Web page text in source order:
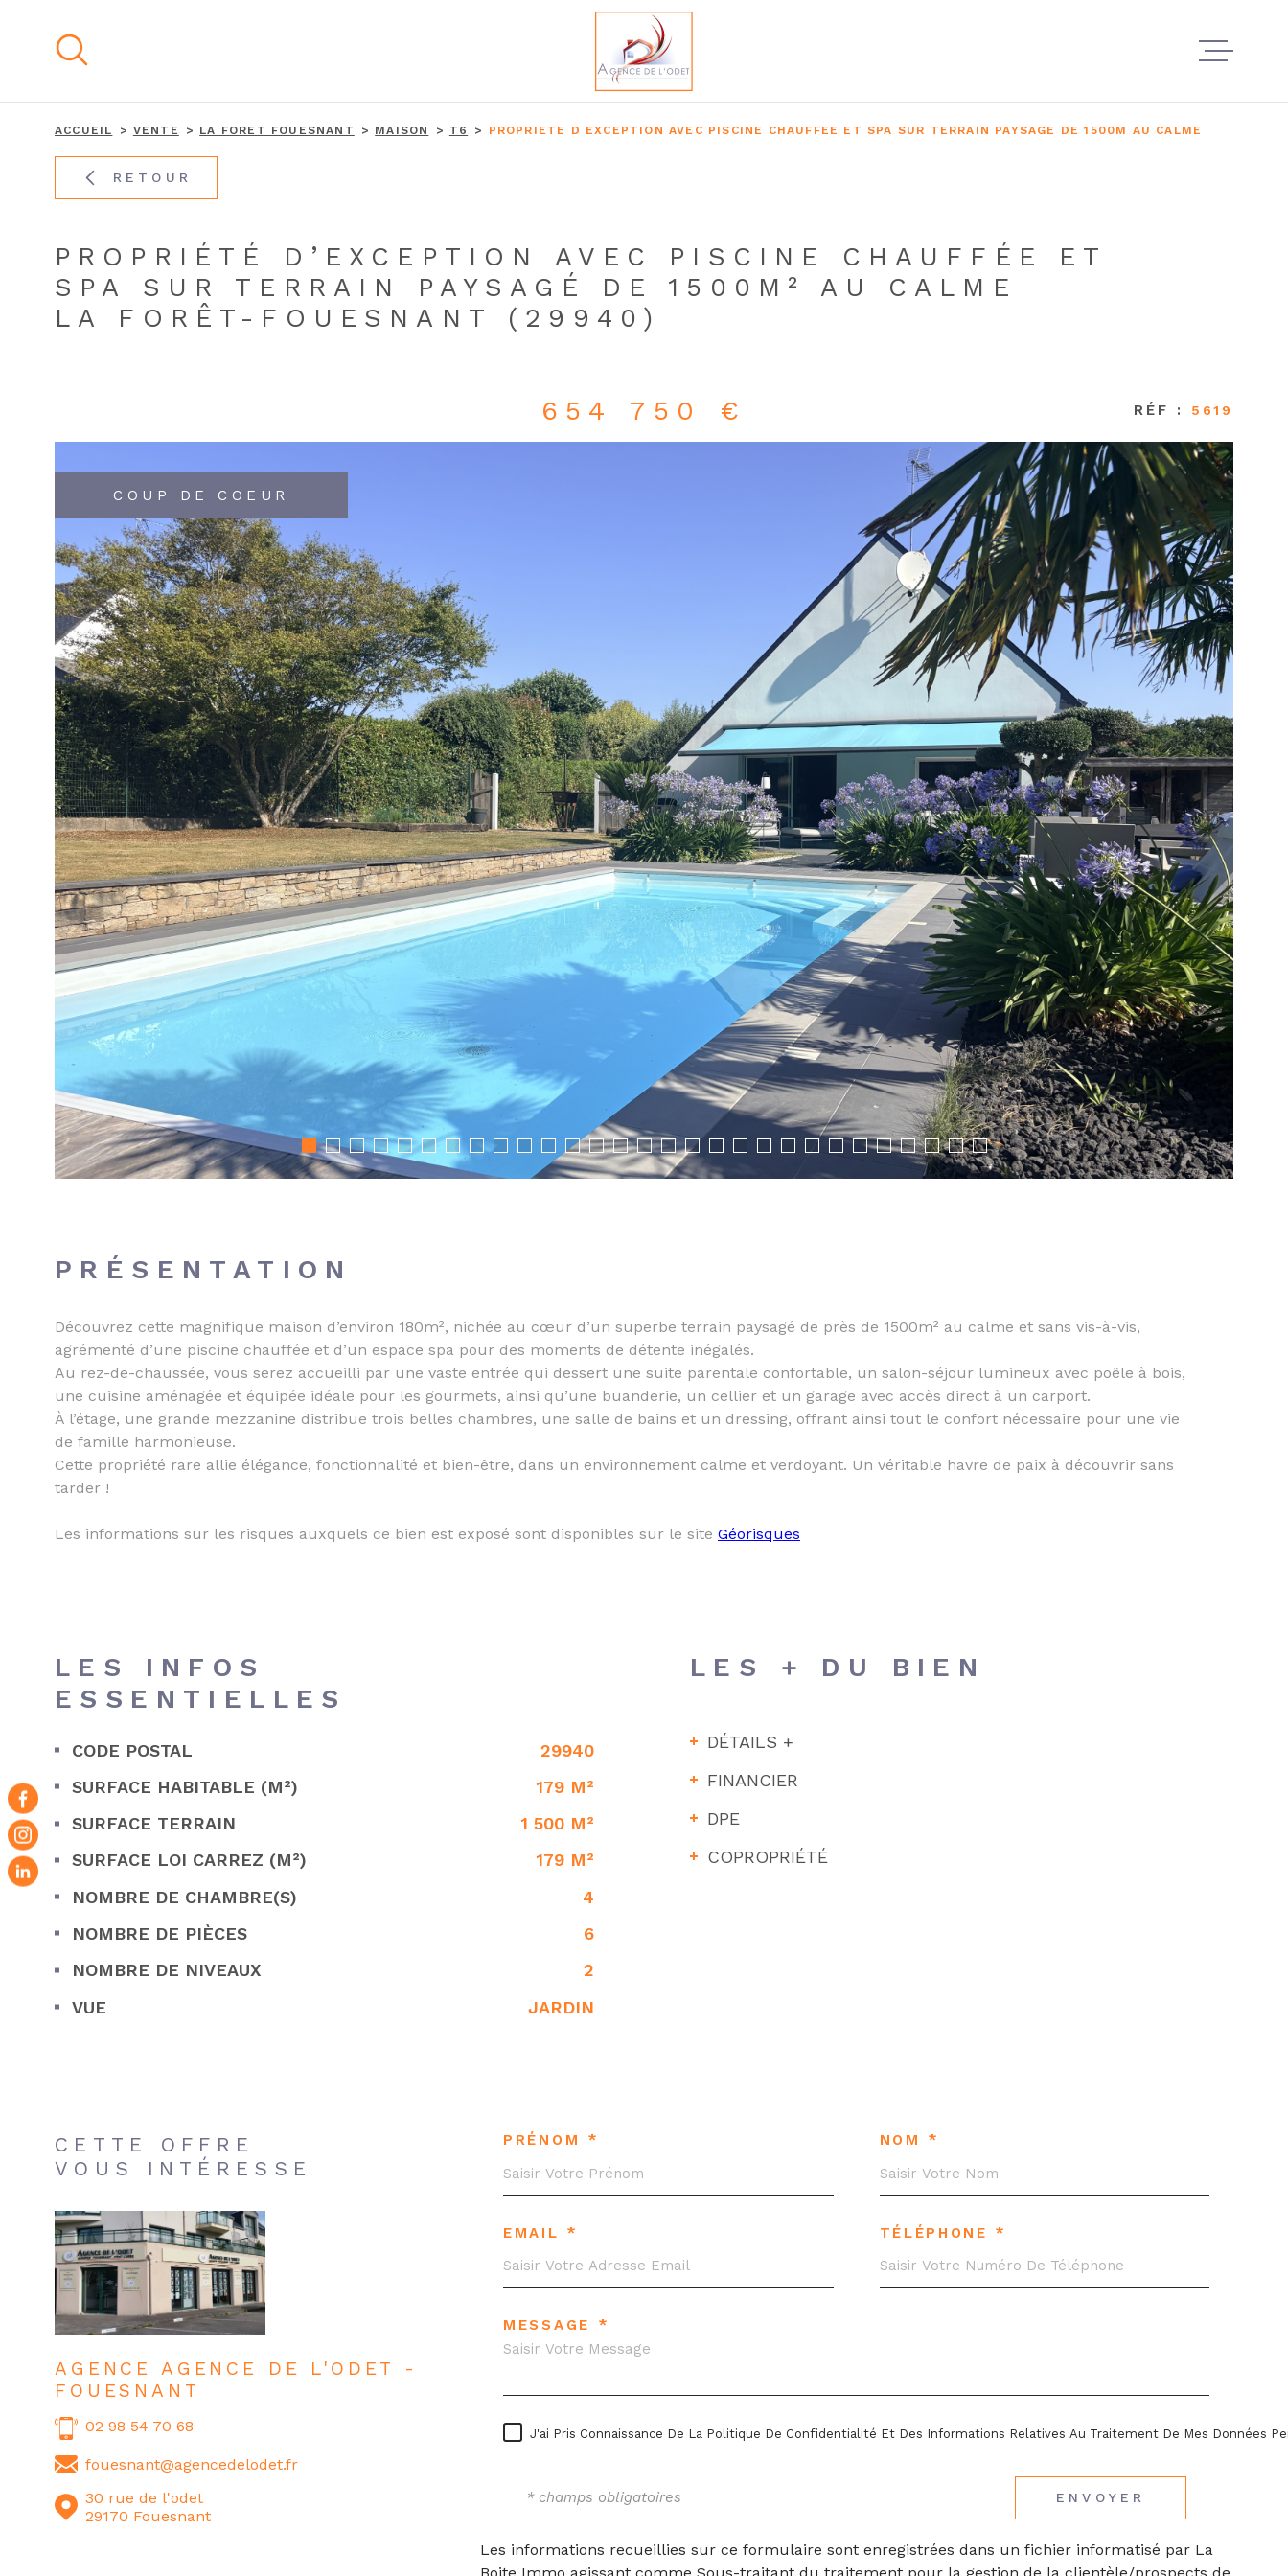
contenu
VENDRE
ACCUEIL VENTE LA FORET FOUESNANT MAISON T6 PROPRIETE D EXCEPTION AVEC PISCINE CHAUFFEE ET SPA SUR TERRAIN PAYSAGE DE 1500M AU CALME
RETOUR
PROPRIÉTÉ D’EXCEPTION AVEC PISCINE CHAUFFÉE ET
SPA SUR TERRAIN PAYSAGÉ DE 1500M² AU CALME
LA FORÊT-FOUESNANT (29940)
654 750 € RÉF : 5619
COUP DE COEUR
PRÉSENTATION
Découvrez cette magnifique maison d’environ 180m², nichée au cœur d’un superbe terrain paysagé de près de 1500m² au calme et sans vis-à-vis,
agrémenté d’une piscine chauffée et d’un espace spa pour des moments de détente inégalés.
Au rez-de-chaussée, vous serez accueilli par une vaste entrée qui dessert une suite parentale confortable, un salon-séjour lumineux avec poêle à bois,
une cuisine aménagée et équipée idéale pour les gourmets, ainsi qu’une buanderie, un cellier et un garage avec accès direct à un carport.
À l’étage, une grande mezzanine distribue trois belles chambres, une salle de bains et un dressing, offrant ainsi tout le confort nécessaire pour une vie
de famille harmonieuse.
Cette propriété rare allie élégance, fonctionnalité et bien-être, dans un environnement calme et verdoyant. Un véritable havre de paix à découvrir sans
tarder !
Les informations sur les risques auxquels ce bien est exposé sont disponibles sur le site Géorisques
LES INFOS
ESSENTIELLES
Caractérisque Valeurs
CODE POSTAL
29940
SURFACE HABITABLE (M²)
179 M²
SURFACE TERRAIN
1 500 M²
SURFACE LOI CARREZ (M²)
179 M²
NOMBRE DE CHAMBRE(S)
4
NOMBRE DE PIÈCES
6
NOMBRE DE NIVEAUX
2
VUE
JARDIN
LES + DU BIEN
DÉTAILS +
FINANCIER
DPE
COPROPRIÉTÉ
CETTE OFFRE
VOUS INTÉRESSE
AGENCE AGENCE DE L'ODET -
FOUESNANT
02 98 54 70 68
fouesnant@agencedelodet.fr
30 rue de l'odet
29170 Fouesnant
PRÉNOM * NOM *
EMAIL * TÉLÉPHONE *
MESSAGE *
J'ai Pris Connaissance De La Politique De Confidentialité Et Des Informations Relatives Au Traitement De Mes Données
* champs obligatoires ENVOYER
Les informations recueillies sur ce formulaire sont enregistrées dans un fichier informatisé par La